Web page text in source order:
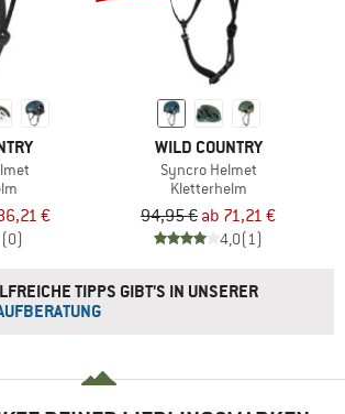
€
(0)
WILD COUNTRY
Syncro Helmet
Kletterhelm
94,95 € ab 71,21 €
4,0(1)
TIPPS GIBT'S IN UNSERER